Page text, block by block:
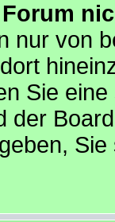
nur von
Sie
der